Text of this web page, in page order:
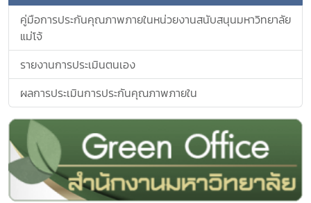
คู่มือการประกันคุณภาพภายในหน่วยงานสนับสนุนมหาวิทยาลัย
แม่โจ้
รายงานการประเมินตนเอง
ผลการประเมินการประกันคุณภาพภายใน